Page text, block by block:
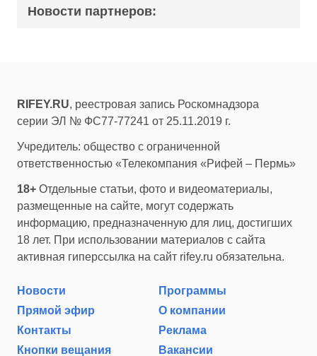
Новости партнеров:
RIFEY.RU, реестровая запись Роскомнадзора
серии ЭЛ № ФС77-77241 от 25.11.2019 г.
Учредитель: общество с ограниченной
ответственностью «Телекомпания «Рифей – Пермь»
18+ Отдельные статьи, фото и видеоматериалы,
размещенные на сайте, могут содержать
информацию, предназначенную для лиц, достигших
18 лет. При использовании материалов с сайта
активная гиперссылка на сайт rifey.ru обязательна.
Новости
Программы
Прямой эфир
О компании
Контакты
Реклама
Кнопки вещания
Вакансии